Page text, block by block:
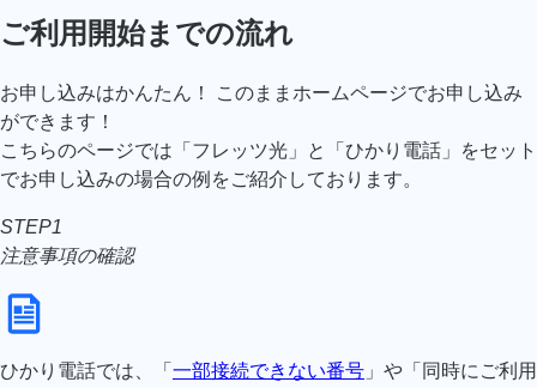
ご利用開始までの流れ
お申し込みはかんたん！ このままホームページでお申し込み
ができます！
こちらのページでは「フレッツ光」と「ひかり電話」をセット
でお申し込みの場合の例をご紹介しております。
STEP1
注意事項の確認
ひかり電話では、「 一部接続できない番号 」や「同時にご利用